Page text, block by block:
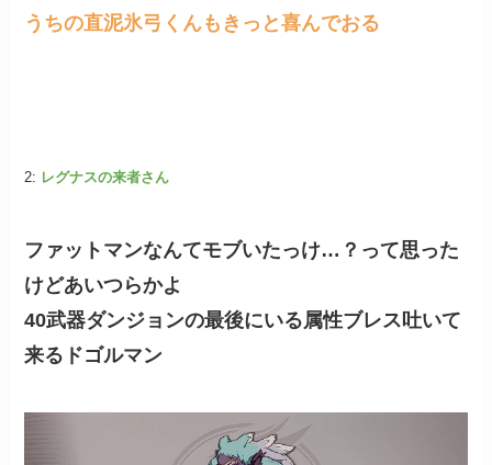
うちの直泥氷弓くんもきっと喜んでおる
2: レグナスの来者さん
ファットマンなんてモブいたっけ…？って思った
けどあいつらかよ
40武器ダンジョンの最後にいる属性ブレス吐いて
来るドゴルマン